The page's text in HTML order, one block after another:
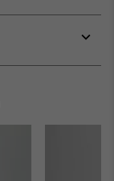
or
or